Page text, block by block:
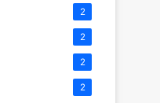
2
2
2
2